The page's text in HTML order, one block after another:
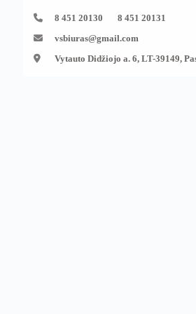
8 451 20130 8 451 20131
vsbiuras@gmail.com
Vytauto Didžiojo a. 6, LT-39149,